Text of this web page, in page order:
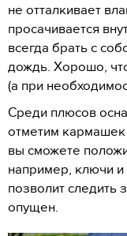
не отталкивает
просачивается
всегда брать с
дождь. Хорошо,
(а при
Среди плюсов
отметим
вы сможете
например, ключи и
позволит
опущен.